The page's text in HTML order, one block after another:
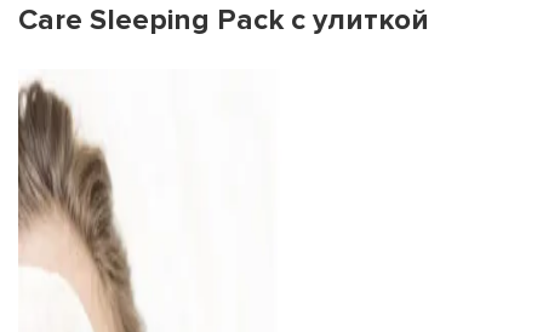
Care Sleeping Pack с улиткой